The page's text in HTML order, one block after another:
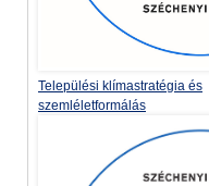
Települési klímastratégia és
szemléletformálás